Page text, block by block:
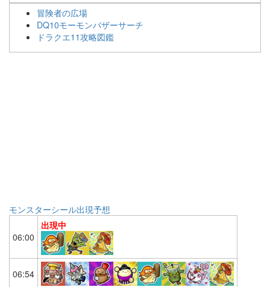
冒険者の広場
DQ10モーモンバザーサーチ
ドラクエ11攻略図鑑
モンスターシール出現予想
06:00
出現中
06:54